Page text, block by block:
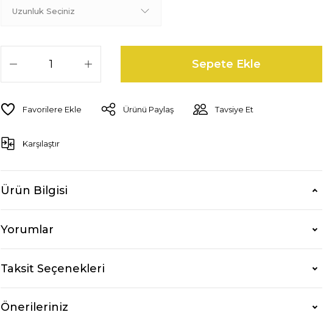
Sepete Ekle
Ürünü Paylaş Tavsiye Et
Karşılaştır
Ürün Bilgisi
Yorumlar
Taksit Seçenekleri
Önerileriniz